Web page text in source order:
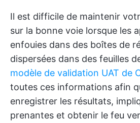
Il est difficile de maintenir
sur la bonne voie lorsque les
enfouies dans des boîtes de
dispersées dans des feuilles
modèle de validation UAT de
toutes ces informations afin
enregistrer les résultats,
prenantes et obtenir le feu